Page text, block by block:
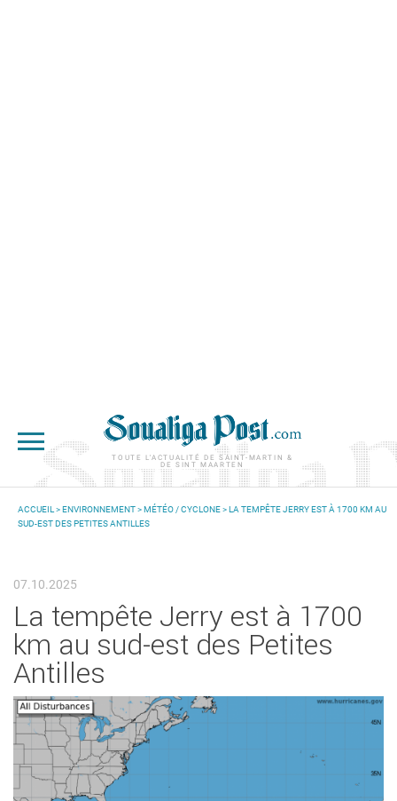
TOUTE L'ACTUALITÉ DE SAINT-MARTIN &
DE SINT MAARTEN
VOUS ÊTES ICI
ACCUEIL >ENVIRONNEMENT>MÉTÉO / CYCLONE> LA TEMPÊTE JERRY EST À 1700 KM AU
SUD-EST DES PETITES ANTILLES
07.10.2025
La tempête Jerry est à 1700
km au sud-est des Petites
Antilles